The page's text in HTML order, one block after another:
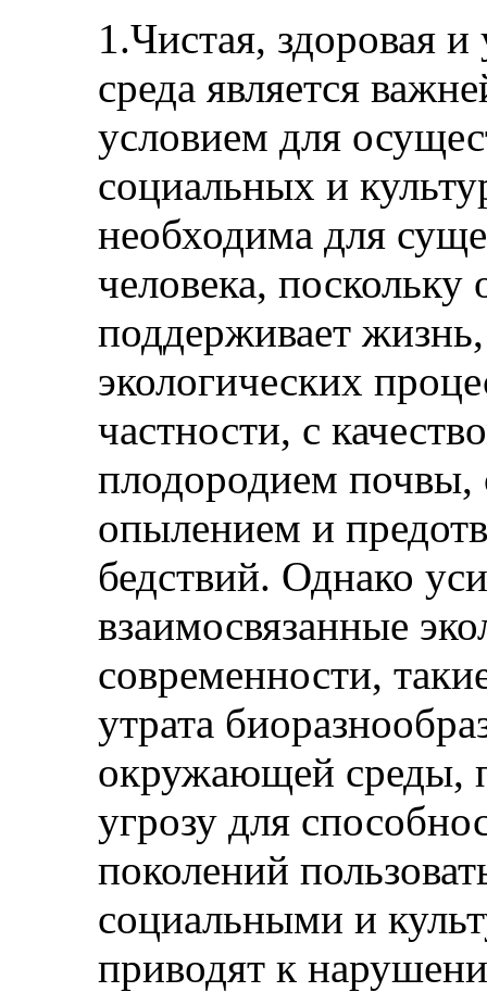
1.Чистая, здоровая
среда является
условием для
социальных и
необходима для
человека, поскольку
поддерживает
экологических
частности, с
плодородием почвы,
опылением и
бедствий. Однако
взаимосвязанные
современности,
утрата
окружающей среды,
угрозу для
поколений
социальными и
приводят к